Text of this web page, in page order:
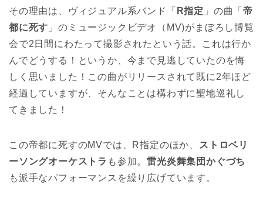
その理由は、ヴィジュアル系バンド「 R指定 」の曲「帝
都に死す 」のミュージックビデオ（MV)がまぼろし博覧
会で2日間にわたって撮影されたという話。これは行か
んでどうする！というか、今まで見逃していたのを悔
しく思いました！この曲がリリースされて既に2年ほど
経過していますが、そんなことは構わずに聖地巡礼し
てきました！
この帝都に死すのMVでは、R指定のほか、
ストロベリ
ーソングオーケストラ も参加。雷光炎舞集団かぐづち
も派手なパフォーマンスを繰り広げています。